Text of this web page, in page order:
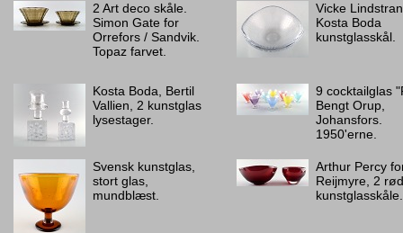
2 Art deco skåle.
Simon Gate for
Orrefors / Sandvik.
Topaz farvet.
Vicke
Kosta Boda
kunstglasskål.
Kosta Boda, Bertil
Vallien, 2 kunstglas
lysestager.
9 cocktailglas
Bengt Orup,
Johansfors.
1950'erne.
Svensk kunstglas,
stort glas,
mundblæst.
Arthur Percy
Reijmyre, 2
kunstglasskåle.